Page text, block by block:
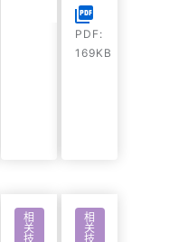
PDF:
169KB
相
关
技
相
关
技